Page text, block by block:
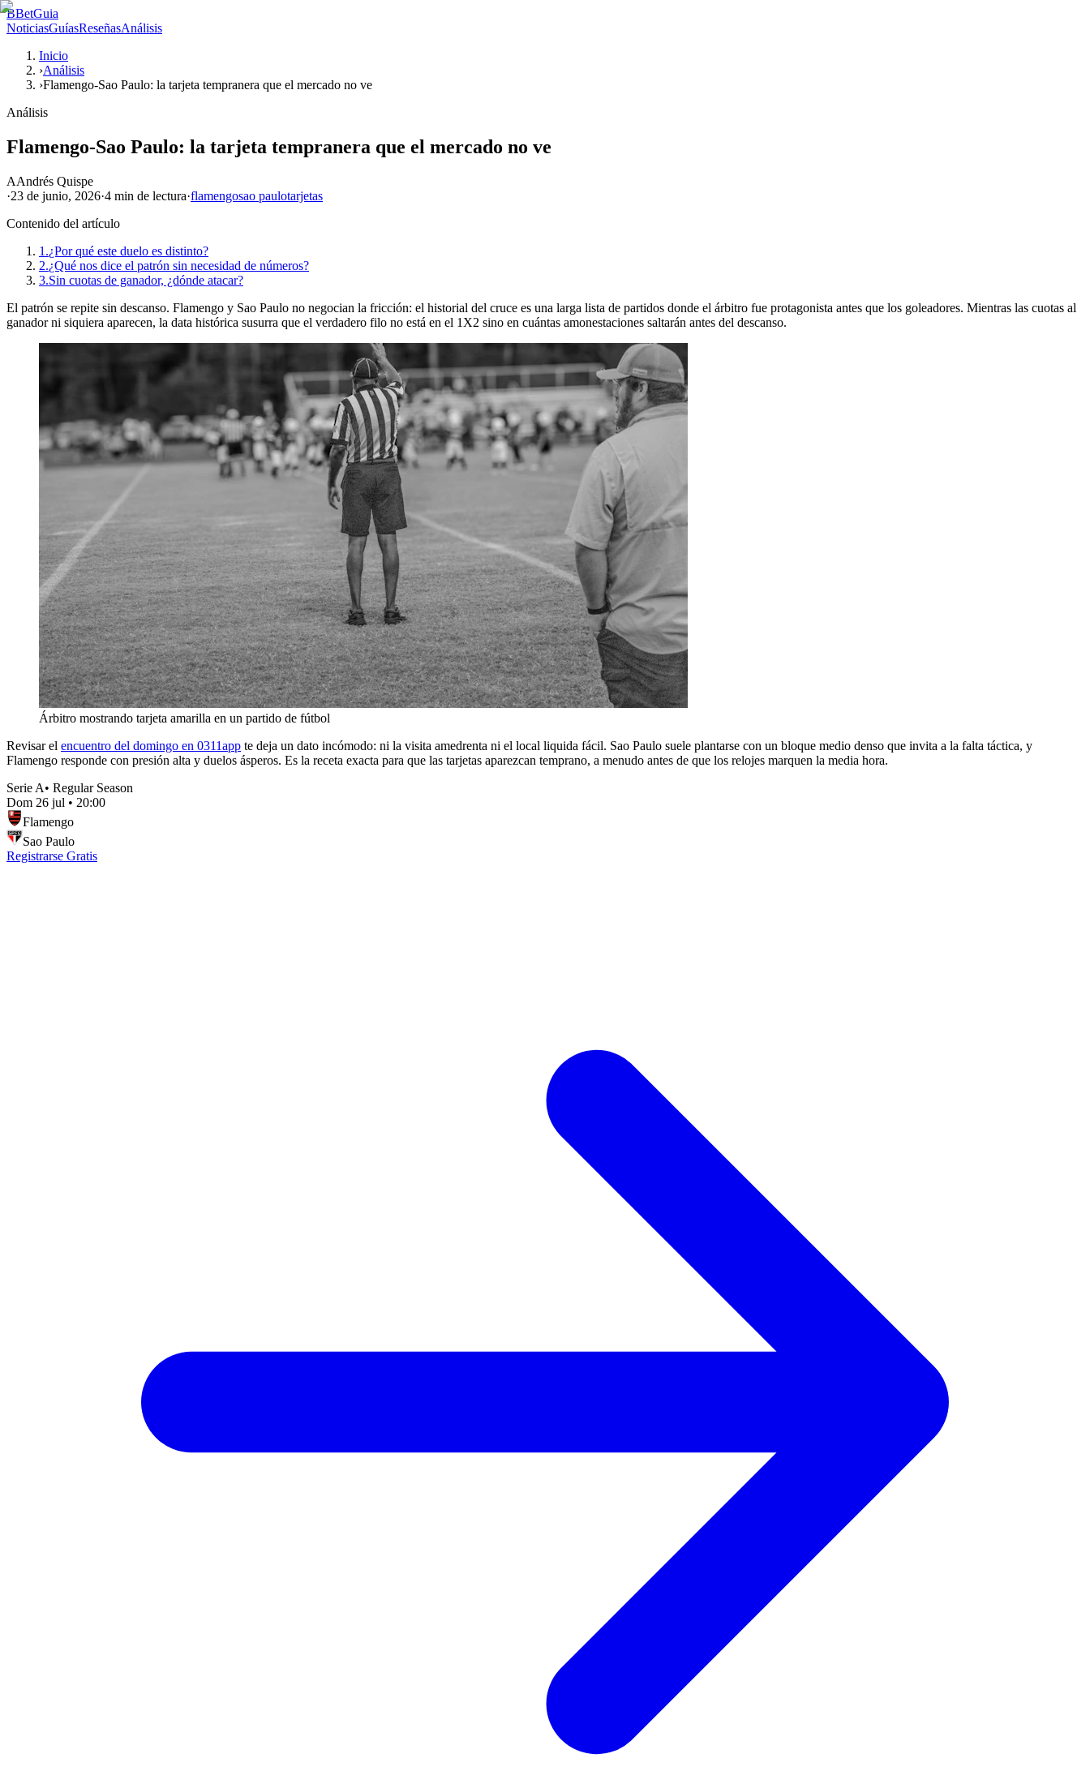
BBetGuia
NoticiasGuíasReseñasAnálisis
Inicio
›Análisis
›Flamengo-Sao Paulo: la tarjeta tempranera que el mercado no ve
Análisis
Flamengo-Sao Paulo: la tarjeta tempranera que el mercado no ve
AAndrés Quispe
·23 de junio, 2026·4 min de lectura·flamengosao paulotarjetas
Contenido del artículo
1.¿Por qué este duelo es distinto?
2.¿Qué nos dice el patrón sin necesidad de números?
3.Sin cuotas de ganador, ¿dónde atacar?
El patrón se repite sin descanso. Flamengo y Sao Paulo no negocian la fricción: el historial del cruce es una larga lista de partidos donde el árbitro fue protagonista antes que los goleadores. Mientras las cuotas al
ganador ni siquiera aparecen, la data histórica susurra que el verdadero filo no está en el 1X2 sino en cuántas amonestaciones saltarán antes del descanso.
Árbitro mostrando tarjeta amarilla en un partido de fútbol
Revisar el encuentro del domingo en 0311app te deja un dato incómodo: ni la visita amedrenta ni el local liquida fácil. Sao Paulo suele plantarse con un bloque medio denso que invita a la falta táctica, y
Flamengo responde con presión alta y duelos ásperos. Es la receta exacta para que las tarjetas aparezcan temprano, a menudo antes de que los relojes marquen la media hora.
Serie A• Regular Season
Dom 26 jul • 20:00
Flamengo
Sao Paulo
Registrarse Gratis